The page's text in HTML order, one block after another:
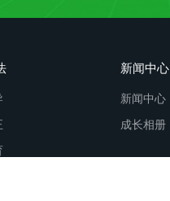
新闻中心
新闻中心
成长相册